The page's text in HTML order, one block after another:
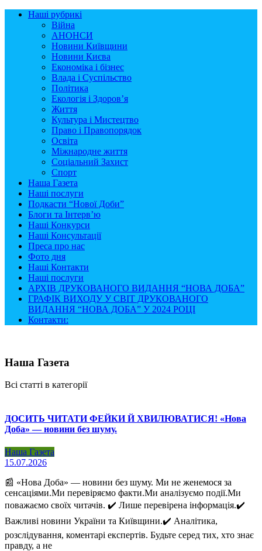
Наші рубрикі
Війна
АНОНСИ
Новини Київщини
Новини Києва
Економіка і бізнес
Влада і Суспільство
Політика
Екологія і Здоров’я
Життя
Культура і Мистецтво
Право і Правопорядок
Освіта
Міжнародне життя
Соціальний Захист
Спорт
Наша Газета
Наші послуги
Подкасти “Нової Доби”
Блоги та Інтерв’ю
Наші Конкурси
Наші Консультації
Преса про нас
Фото дня
Наші Контакти
Наші послуги
АРХІВ ДРУКОВАНОГО ВИДАННЯ “НОВА ДОБА”
ГРАФІК ВИХОДУ У СВІТ ДРУКОВАНОГО
ВИДАННЯ “НОВА ДОБА” У 2024 РОЦІ
Контакти:
Наша Газета
Всі статті в категорії
ДОСИТЬ ЧИТАТИ ФЕЙКИ Й ХВИЛЮВАТИСЯ! «Нова
Доба» — новини без шуму.
Наша Газета
15.07.2026
📰 «Нова Доба» — новини без шуму. Ми не женемося за
сенсаціями.Ми перевіряємо факти.Ми аналізуємо події.Ми
поважаємо своїх читачів. ✔️ Лише перевірена інформація.✔️
Важливі новини України та Київщини.✔️ Аналітика,
розслідування, коментарі експертів. Будьте серед тих, хто знає
правду, а не